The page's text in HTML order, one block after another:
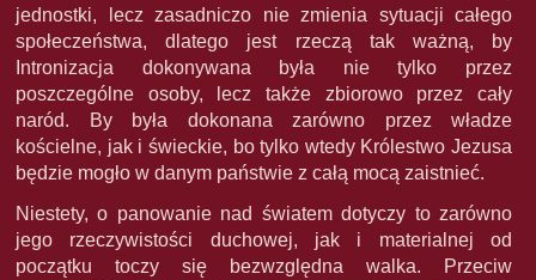
jednostki, lecz zasadniczo nie zmienia sytuacji całego
społeczeństwa, dlatego jest rzeczą tak ważną, by
Intronizacja dokonywana była nie tylko przez
poszczególne osoby, lecz także zbiorowo przez cały
naród. By była dokonana zarówno przez władze
kościelne, jak i świeckie, bo tylko wtedy Królestwo Jezusa
będzie mogło w danym państwie z całą mocą zaistnieć.
Niestety, o panowanie nad światem dotyczy to zarówno
jego rzeczywistości duchowej, jak i materialnej od
początku toczy się bezwzględna walka. Przeciw